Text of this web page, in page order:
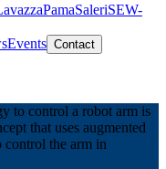
PamaSaleriSEW-
Events Contact